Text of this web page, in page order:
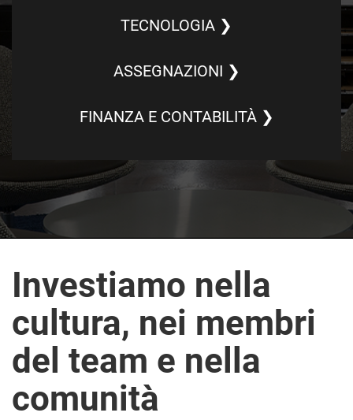
TECNOLOGIA ❯
ASSEGNAZIONI ❯
FINANZA E CONTABILITÀ ❯
Investiamo nella
cultura, nei membri
del team e nella
comunità